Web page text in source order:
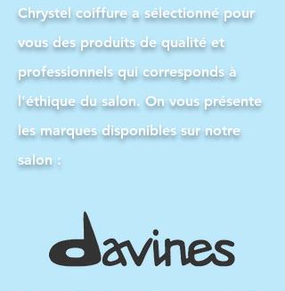
Chrystel coiffure a sélectionné pour
vous des produits de qualité et
professionnels qui corresponds à
l'éthique du salon. On vous présente
les marques disponibles sur notre
salon :